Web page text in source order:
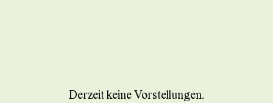
Derzeit keine Vorstellungen.